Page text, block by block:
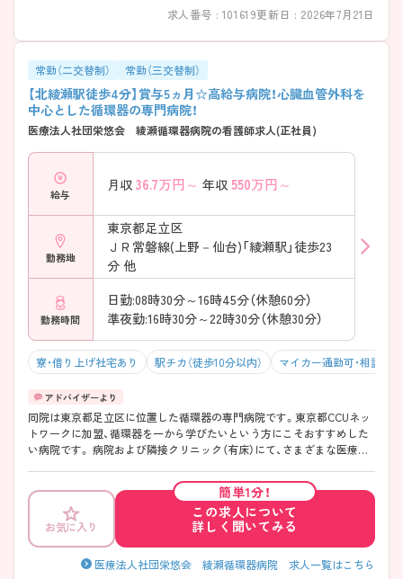
求人番号 : 101619更新日 : 2026年7月21日
常勤（二交替制） 常勤（三交替制）
【北綾瀬駅徒歩4分】賞与5ヵ月☆高給与病院！心臓血管外科を
中心とした循環器の専門病院！
医療法人社団栄悠会 綾瀬循環器病院の看護師求人(正社員)
給与
月収 36.7万円～ 年収 550万円～
勤務地
東京都足立区
ＪＲ常磐線(上野－仙台)「綾瀬駅」徒歩23
分 他
勤務時間
日勤:08時30分～16時45分（休憩60分）
準夜勤:16時30分～22時30分（休憩30分）
寮・借り上げ社宅あり 駅チカ（徒歩10分以内） マイカー通勤可・相談可
同院は東京都足立区に位置した循環器の専門病院です。東京都CCUネッ
トワークに加盟、循環器を一から学びたいという方にこそおすすめした
い病院です。 病院および隣接クリニック（有床）にて、さまざまな医療段
べます。また、デザイナーが設計した病院・クリニックは、患者さまはも
ちろん職員からも好評です。 病院指定の寮又は住宅補助制度を利用した
借り上げ社宅の制度を利用でき、初めての一人暮らし、遠方から応募の方
も安心です！ ご興味ある方には、面接のポイントなど、さらに詳細をお話
致しますのでお気軽にご相談ください。
お気に入り
簡単1分！
この求人について
詳しく聞いてみる
医療法人社団栄悠会 綾瀬循環器病院 求人一覧はこちら